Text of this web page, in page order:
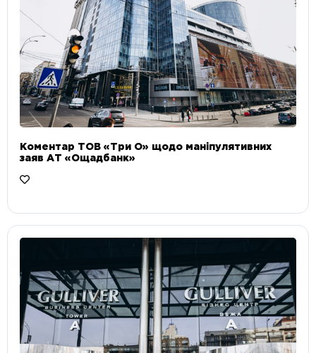
Коментар ТОВ «Три О» щодо маніпулятивних
заяв АТ «Ощадбанк»